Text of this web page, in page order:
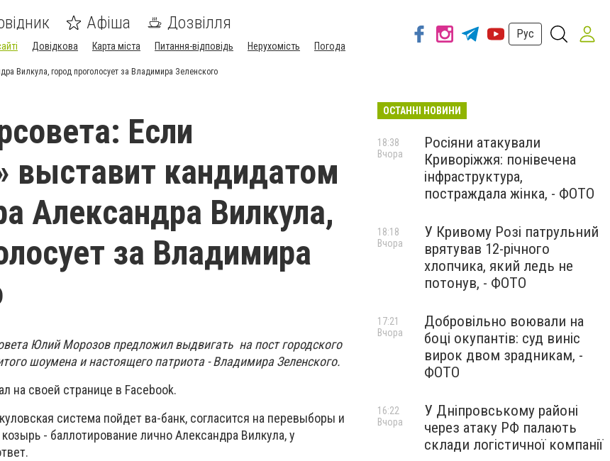
Афіша Дозвілля
Довідкова Карта міста Питання-відповідь Нерухомість Погода
Рус
Вилкула, город проголосует за Владимира Зеленского
Если
выставит кандидатом
Александра Вилкула,
за Владимира
Юлий Морозов предложил выдвигать на пост городского
шоумена и настоящего патриота - Владимира Зеленского.
на своей странице в Facebook.
система пойдет ва-банк, согласится на перевыборы и
- баллотирование лично Александра Вилкула, у
ОСТАННІ НОВИНИ
Росіяни атакували
Криворіжжя: понівечена
інфраструктура,
постраждала жінка, - ФОТО
18:38
Вчора
У Кривому Розі патрульний
врятував 12-річного
хлопчика, який ледь не
потонув, - ФОТО
18:18
Вчора
Добровільно воювали на
боці окупантів: суд виніс
вирок двом зрадникам, -
ФОТО
17:21
Вчора
У Дніпровському районі
через атаку РФ палають
склади логістичної компанії
16:22
Вчора